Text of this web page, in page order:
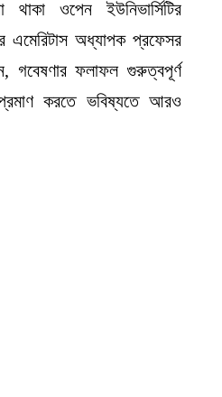
ওপেন ইউনিভার্সিটির
এমেরিটাস অধ্যাপক প্রফেসর
গবেষণার ফলাফল গুরুত্বপূর্ণ
করতে ভবিষ্যতে আরও